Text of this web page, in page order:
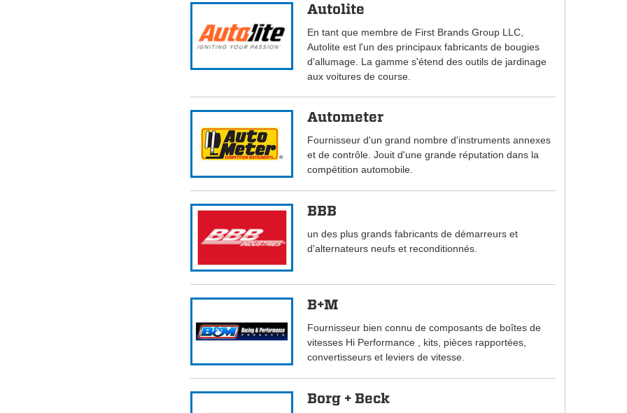
Autolite
En tant que membre de First Brands Group LLC,
Autolite est l'un des principaux fabricants de bougies
d'allumage. La gamme s'étend des outils de jardinage
aux voitures de course.
Autometer
Fournisseur d'un grand nombre d'instruments annexes
et de contrôle. Jouit d'une grande réputation dans la
compétition automobile.
BBB
un des plus grands fabricants de démarreurs et
d'alternateurs neufs et reconditionnés.
B+M
Fournisseur bien connu de composants de boîtes de
vitesses Hi Performance , kits, pièces rapportées,
convertisseurs et leviers de vitesse.
Borg + Beck